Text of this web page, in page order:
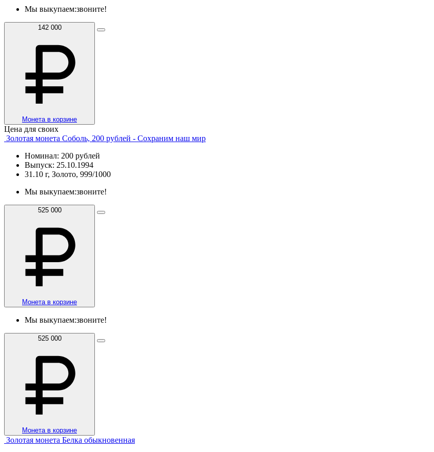
Мы выкупаем:звоните!
142 000
Монета в корзине
Цена для своих
Золотая монета Соболь, 200 рублей - Сохраним наш мир
Номинал: 200 рублей
Выпуск: 25.10.1994
31.10 г, Золото, 999/1000
Мы выкупаем:звоните!
525 000
Монета в корзине
Мы выкупаем:звоните!
525 000
Монета в корзине
Золотая монета Белка обыкновенная